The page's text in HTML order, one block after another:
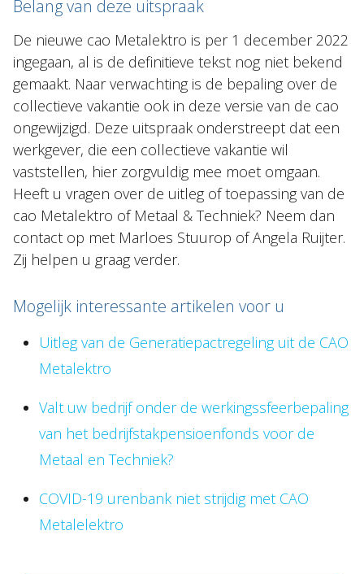
Belang van deze uitspraak
De nieuwe cao Metalektro is per 1 december 2022
ingegaan, al is de definitieve tekst nog niet bekend
gemaakt. Naar verwachting is de bepaling over de
collectieve vakantie ook in deze versie van de cao
ongewijzigd. Deze uitspraak onderstreept dat een
werkgever, die een collectieve vakantie wil
vaststellen, hier zorgvuldig mee moet omgaan.
Heeft u vragen over de uitleg of toepassing van de
cao Metalektro of Metaal & Techniek? Neem dan
contact op met Marloes Stuurop of Angela Ruijter.
Zij helpen u graag verder.
Mogelijk interessante artikelen voor u
Uitleg van de Generatiepactregeling uit de CAO
Metalektro
Valt uw bedrijf onder de werkingssfeerbepaling
van het bedrijfstakpensioenfonds voor de
Metaal en Techniek?
COVID-19 urenbank niet strijdig met CAO
Metalelektro